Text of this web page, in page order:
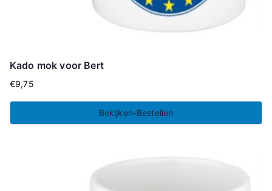
Kado mok voor Bert
€9,75
Bekijken-Bestellen